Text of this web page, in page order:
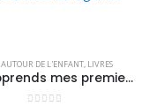
AUTOUR DE L'ENFANT, LIVRES
J’apprends mes premiers mots: les légumes